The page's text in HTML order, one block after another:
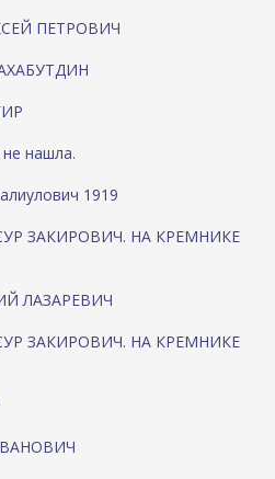
ПЕТРОВИЧ
нашла.
1919
ЗАКИРОВИЧ. НА КРЕМНИКЕ
ЛАЗАРЕВИЧ
ЗАКИРОВИЧ. НА КРЕМНИКЕ